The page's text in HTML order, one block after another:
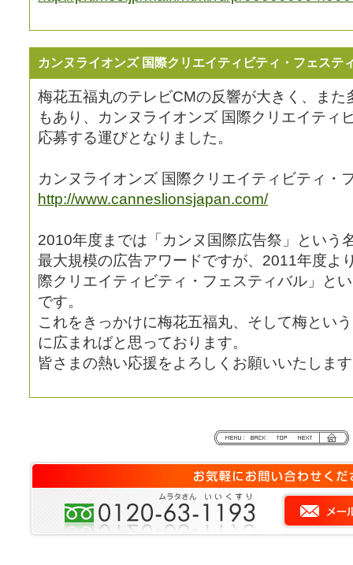
カンヌライオンズ 国際クリエイティビティ・フェステ
梅花五福丸のテレビCMの反響が大きく、また
もあり、カンヌライオンズ 国際クリエイティ
応募する運びとなりました。
カンヌライオンズ 国際クリエイティビティ・
http://www.canneslionsjapan.com/
2010年度までは「カンヌ国際広告祭」という
最大規模の広告アワードですが、2011年度よ
際クリエイティビティ・フェスティバル」と
です。
これをきっかけに梅花五福丸、そして梅とい
に広まればと思っております。
皆さまの熱い応援をよろしくお願いいたしま